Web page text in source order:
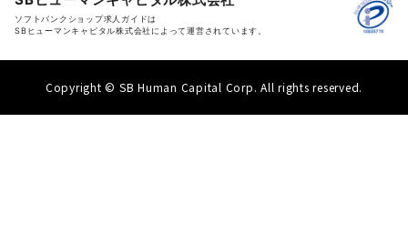
ソフトバンクショップ求人ガイドは
SBヒューマンキャピタル株式会社によって運営されています。
Copyright © SB Human Capital Corp. All rights reserved.